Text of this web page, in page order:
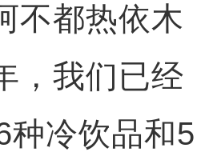
不都热依木
，我们已经
种冷饮品和5